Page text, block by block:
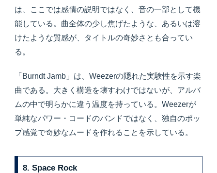
は、ここでは感情の説明ではなく、音の一部として機
能している。曲全体の少し焦げたような、あるいは溶
けたような質感が、タイトルの奇妙さとも合ってい
る。
「Burndt Jamb」は、Weezerの隠れた実験性を示す楽
曲である。大きく構造を壊すわけではないが、アルバ
ムの中で明らかに違う温度を持っている。Weezerが
単純なパワー・コードのバンドではなく、独自のポッ
プ感覚で奇妙なムードを作れることを示している。
8. Space Rock